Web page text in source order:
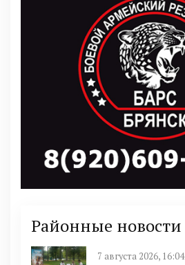
Районные новости
7 августа 2026, 16:04